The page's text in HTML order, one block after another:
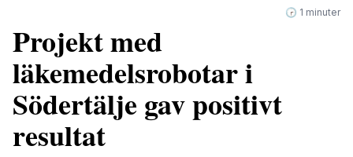
🕝 1 minuter
Projekt med
läkemedelsrobotar i
Södertälje gav positivt
resultat